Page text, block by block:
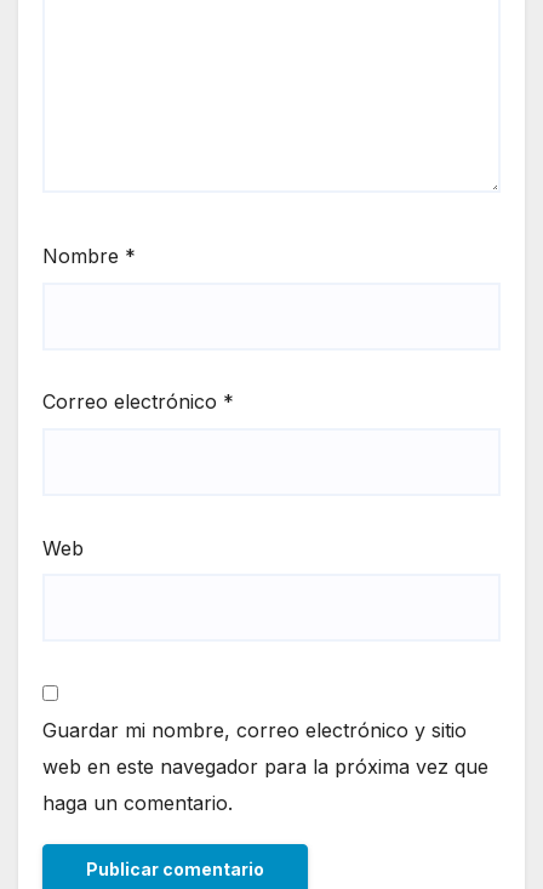
Nombre *
Correo electrónico *
Web
Guardar mi nombre, correo electrónico y sitio
web en este navegador para la próxima vez que
haga un comentario.